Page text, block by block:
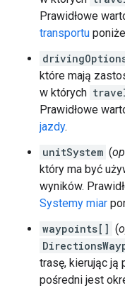
Prawidłowe
transportu
które mają
w których
Prawidłowe
jazdy.
unitSystem (
który ma być
wyników.
Systemy miar
waypoints[]
(
trasę, kierując ją
pośredni jest